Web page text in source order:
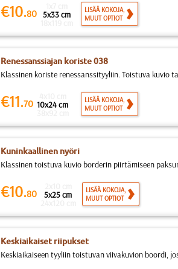
€10.80 5x33 cm
LISÄÄ KOKOJA,
MUUT OPTIOT
Renessanssiajan koriste 038
Klassinen koriste renessanssityyliin. Toistuva kuvio
€11.70 10x24 cm
LISÄÄ KOKOJA,
MUUT OPTIOT
Kuninkaallinen nyöri
Klassinen toistuva kuvio borderin piirtämiseen
€10.80 5x25 cm
LISÄÄ KOKOJA,
MUUT OPTIOT
Keskiaikaiset riipukset
Keskiaikaiseen tyyliin toistuvan viivakuvion boordi,